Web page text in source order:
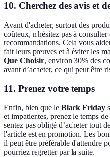
10. Cherchez des avis et
Avant d'acheter, surtout des
coûteux, n'hésitez pas à
recommandations. Cela vous
fait leurs preuves et à éviter les
Que Choisir, environ 30% des
avant d’acheter, ce qui peut être
11. Prenez votre temps
Enfin, bien que le Black Friday
et impatientes, prenez le temps
sentez pas obligé d’acheter tout
l'article est en promotion. Les
il peut être préférable d'attendre
pourriez regretter par la suite.